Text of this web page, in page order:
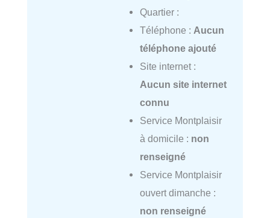
Quartier :
Téléphone : Aucun
téléphone ajouté
Site internet :
Aucun site internet
connu
Service Montplaisir
à domicile : non
renseigné
Service Montplaisir
ouvert dimanche :
non renseigné